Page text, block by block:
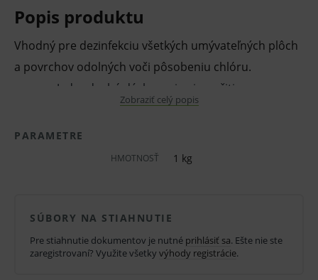
Popis produktu
Vhodný pre dezinfekciu všetkých umývateľných plôch
a povrchov odolných voči pôsobeniu chlóru.
Jednoduché dávkovanie aj použitie
Silný a rýchly účinok aktívneho chlóru
Stabilný a dlhodobo skladovateľný
V balení cca 300 ks
Zobraziť celý popis
PARAMETRE
HMOTNOSŤ 1 kg
SÚBORY NA STIAHNUTIE
Pre stiahnutie dokumentov je nutné prihlásiť sa. Ešte nie ste
zaregistrovaní? Využite všetky výhody registrácie.